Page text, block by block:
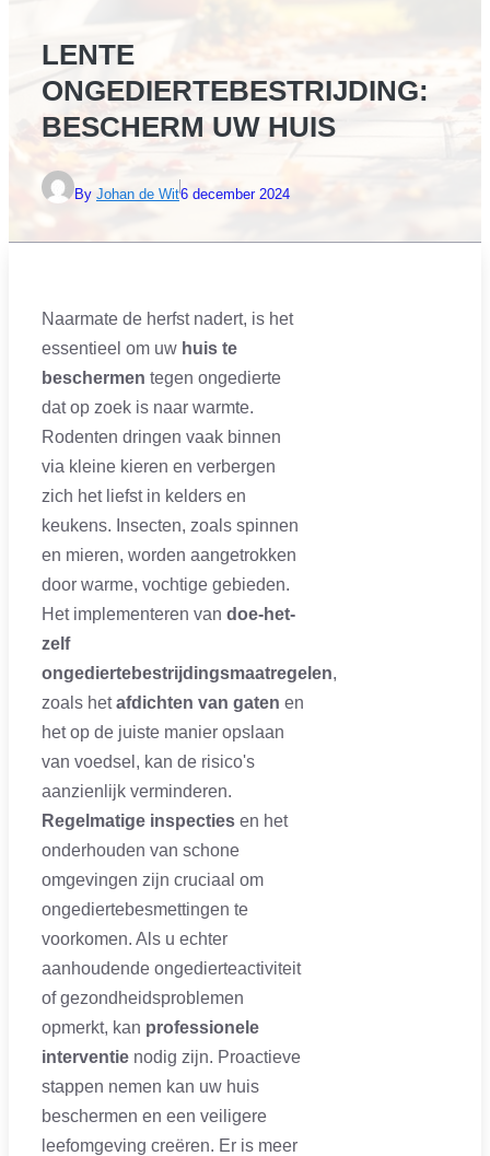
LENTE
ONGEDIERTEBESTRIJDING:
BESCHERM UW HUIS
By Johan de Wit6 december 2024
Naarmate de herfst nadert, is het
essentieel om uw huis te
beschermen tegen ongedierte
dat op zoek is naar warmte.
Rodenten dringen vaak binnen
via kleine kieren en verbergen
zich het liefst in kelders en
keukens. Insecten, zoals spinnen
en mieren, worden aangetrokken
door warme, vochtige gebieden.
Het implementeren van doe-het-
zelf
ongediertebestrijdingsmaatregelen,
zoals hetafdichten van gaten en
het op de juiste manier opslaan
van voedsel, kan de risico's
aanzienlijk verminderen.
Regelmatige inspecties en het
onderhouden van schone
omgevingen zijn cruciaal om
ongediertebesmettingen te
voorkomen. Als u echter
aanhoudende ongedierteactiviteit
of gezondheidsproblemen
opmerkt, kan professionele
interventie nodig zijn. Proactieve
stappen nemen kan uw huis
beschermen en een veiligere
leefomgeving creëren. Er is meer